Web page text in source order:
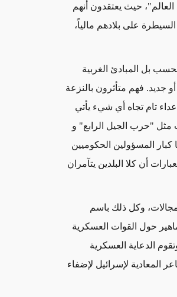
حيث يعتقدون أنهم
على بلادهم مالياً،
بل المبادئ الغربية
جديد. فهم متأثرون بالنزعة
عداء تام تجاه أي شيء يأتي
مثل "حرب الجيل الرابع" و
كبار المسؤولين الحكوميين
أن كلا البلدين يتآمران
وكل ذلك باسم
حول القوات العسكرية
الدعاية العسكرية
المعادية لإسرائيل لإضفاء